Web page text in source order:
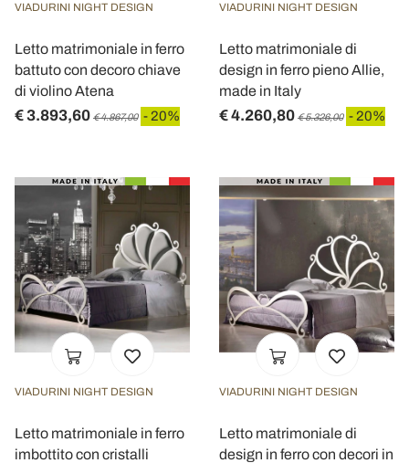
VIADURINI NIGHT DESIGN
Letto matrimoniale in ferro
battuto con decoro chiave
di violino Atena
€ 3.893,60 € 4.867,00 - 20%
VIADURINI NIGHT DESIGN
Letto matrimoniale di
design in ferro pieno Allie,
made in Italy
€ 4.260,80 € 5.326,00 - 20%
VIADURINI NIGHT DESIGN
Letto matrimoniale in ferro
imbottito con cristalli
VIADURINI NIGHT DESIGN
Letto matrimoniale di
design in ferro con decori in